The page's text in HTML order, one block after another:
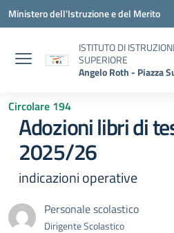
Vai ai contenuti
Vai al menu di navigazione
Vai al footer
Ministero dell'Istruzione e del Merito
ISTITUTO DI
SUPERIORE
Angelo Roth - Piazza
Circolare 194
Adozioni libri di
2025/26
indicazioni operative
Personale scolastico
Dirigente Scolastico